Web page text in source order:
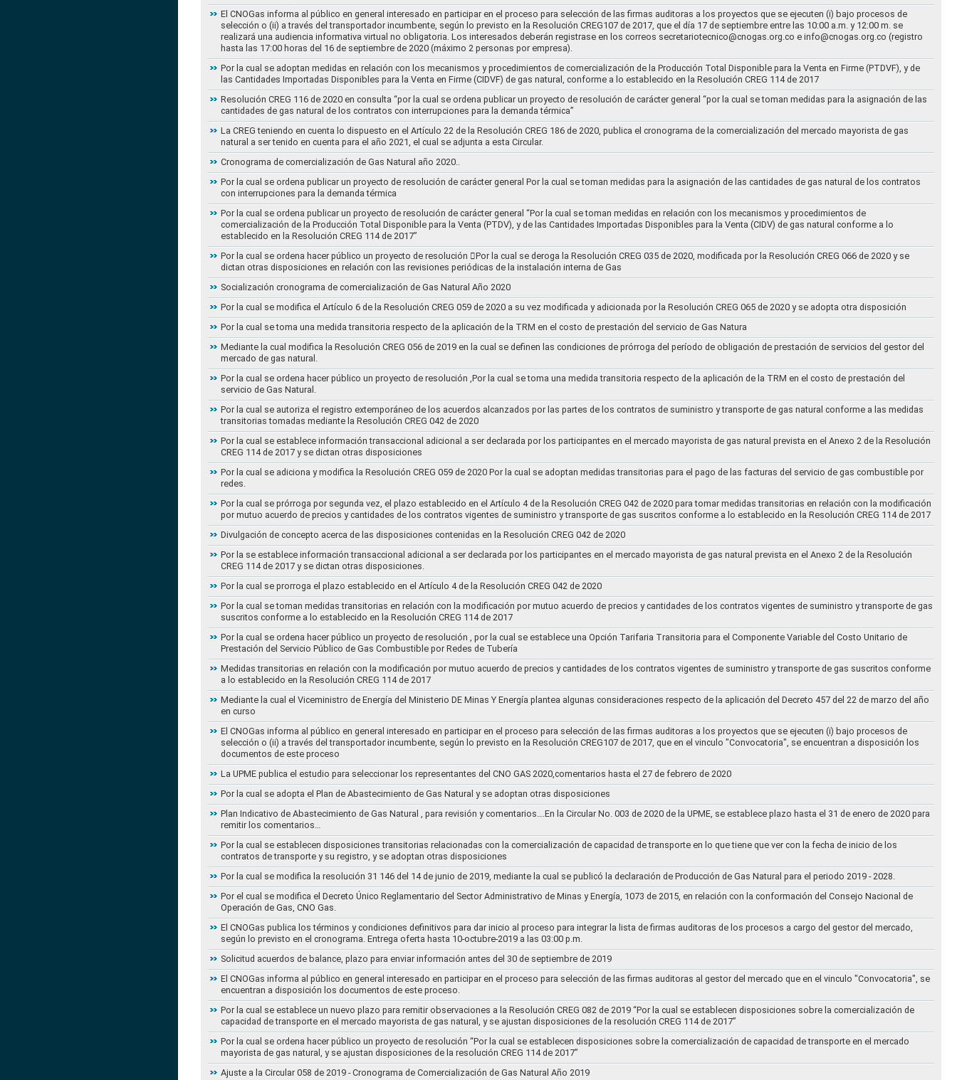
El CNOGas informa al público en general interesado en participar en el proceso para selección de las firmas auditoras a los proyectos que se ejecuten (i) bajo procesos de
selección o (ii) a través del transportador incumbente, según lo previsto en la Resolución CREG107 de 2017, que el día 17 de septiembre entre las 10:00 a.m. y 12:00 m. se
realizará una audiencia informativa virtual no obligatoria. Los interesados deberán registrase en los correos secretariotecnico@cnogas.org.co e info@cnogas.org.co (registro
hasta las 17:00 horas del 16 de septiembre de 2020 (máximo 2 personas por empresa).
Por la cual se adoptan medidas en relación con los mecanismos y procedimientos de comercialización de la Producción Total Disponible para la Venta en Firme (PTDVF), y de
las Cantidades Importadas Disponibles para la Venta en Firme (CIDVF) de gas natural, conforme a lo establecido en la Resolución CREG 114 de 2017
Resolución CREG 116 de 2020 en consulta “por la cual se ordena publicar un proyecto de resolución de carácter general “por la cual se toman medidas para la asignación de las
cantidades de gas natural de los contratos con interrupciones para la demanda térmica”
La CREG teniendo en cuenta lo dispuesto en el Artículo 22 de la Resolución CREG 186 de 2020, publica el cronograma de la comercialización del mercado mayorista de gas
natural a ser tenido en cuenta para el año 2021, el cual se adjunta a esta Circular.
Cronograma de comercialización de Gas Natural año 2020..
Por la cual se ordena publicar un proyecto de resolución de carácter general Por la cual se toman medidas para la asignación de las cantidades de gas natural de los contratos
con interrupciones para la demanda térmica
Por la cual se ordena publicar un proyecto de resolución de carácter general “Por la cual se toman medidas en relación con los mecanismos y procedimientos de
comercialización de la Producción Total Disponible para la Venta (PTDV), y de las Cantidades Importadas Disponibles para la Venta (CIDV) de gas natural conforme a lo
establecido en la Resolución CREG 114 de 2017”
Por la cual se ordena hacer público un proyecto de resolución 􀂴Por la cual se deroga la Resolución CREG 035 de 2020, modificada por la Resolución CREG 066 de 2020 y se
dictan otras disposiciones en relación con las revisiones periódicas de la instalación interna de Gas
Socialización cronograma de comercialización de Gas Natural Año 2020
Por la cual se modifica el Artículo 6 de la Resolución CREG 059 de 2020 a su vez modificada y adicionada por la Resolución CREG 065 de 2020 y se adopta otra disposición
Por la cual se toma una medida transitoria respecto de la aplicación de la TRM en el costo de prestación del servicio de Gas Natura
Mediante la cual modifica la Resolución CREG 056 de 2019 en la cual se definen las condiciones de prórroga del período de obligación de prestación de servicios del gestor del
mercado de gas natural.
Por la cual se ordena hacer público un proyecto de resolución ,Por la cual se toma una medida transitoria respecto de la aplicación de la TRM en el costo de prestación del
servicio de Gas Natural.
Por la cual se autoriza el registro extemporáneo de los acuerdos alcanzados por las partes de los contratos de suministro y transporte de gas natural conforme a las medidas
transitorias tomadas mediante la Resolución CREG 042 de 2020
Por la cual se establece información transaccional adicional a ser declarada por los participantes en el mercado mayorista de gas natural prevista en el Anexo 2 de la Resolución
CREG 114 de 2017 y se dictan otras disposiciones
Por la cual se adiciona y modifica la Resolución CREG 059 de 2020 Por la cual se adoptan medidas transitorias para el pago de las facturas del servicio de gas combustible por
redes.
Por la cual se prórroga por segunda vez, el plazo establecido en el Artículo 4 de la Resolución CREG 042 de 2020 para tomar medidas transitorias en relación con la modificación
por mutuo acuerdo de precios y cantidades de los contratos vigentes de suministro y transporte de gas suscritos conforme a lo establecido en la Resolución CREG 114 de 2017
Divulgación de concepto acerca de las disposiciones contenidas en la Resolución CREG 042 de 2020
Por la se establece información transaccional adicional a ser declarada por los participantes en el mercado mayorista de gas natural prevista en el Anexo 2 de la Resolución
CREG 114 de 2017 y se dictan otras disposiciones.
Por la cual se prorroga el plazo establecido en el Artículo 4 de la Resolución CREG 042 de 2020
Por la cual se toman medidas transitorias en relación con la modificación por mutuo acuerdo de precios y cantidades de los contratos vigentes de suministro y transporte de gas
suscritos conforme a lo establecido en la Resolución CREG 114 de 2017
Por la cual se ordena hacer público un proyecto de resolución , por la cual se establece una Opción Tarifaria Transitoria para el Componente Variable del Costo Unitario de
Prestación del Servicio Público de Gas Combustible por Redes de Tubería
Medidas transitorias en relación con la modificación por mutuo acuerdo de precios y cantidades de los contratos vigentes de suministro y transporte de gas suscritos conforme
a lo establecido en la Resolución CREG 114 de 2017
Mediante la cual el Viceministro de Energía del Ministerio DE Minas Y Energía plantea algunas consideraciones respecto de la aplicación del Decreto 457 del 22 de marzo del año
en curso
El CNOGas informa al público en general interesado en participar en el proceso para selección de las firmas auditoras a los proyectos que se ejecuten (i) bajo procesos de
selección o (ii) a través del transportador incumbente, según lo previsto en la Resolución CREG107 de 2017, que en el vinculo "Convocatoria", se encuentran a disposición los
documentos de este proceso
La UPME publica el estudio para seleccionar los representantes del CNO GAS 2020,comentarios hasta el 27 de febrero de 2020
Por la cual se adopta el Plan de Abastecimiento de Gas Natural y se adoptan otras disposiciones
Plan Indicativo de Abastecimiento de Gas Natural , para revisión y comentarios….En la Circular No. 003 de 2020 de la UPME, se establece plazo hasta el 31 de enero de 2020 para
remitir los comentarios…
Por la cual se establecen disposiciones transitorias relacionadas con la comercialización de capacidad de transporte en lo que tiene que ver con la fecha de inicio de los
contratos de transporte y su registro, y se adoptan otras disposiciones
Por la cual se modifica la resolución 31 146 del 14 de junio de 2019, mediante la cual se publicó la declaración de Producción de Gas Natural para el periodo 2019 - 2028.
Por el cual se modifica el Decreto Único Reglamentario del Sector Administrativo de Minas y Energía, 1073 de 2015, en relación con la conformación del Consejo Nacional de
Operación de Gas, CNO Gas.
El CNOGas publica los términos y condiciones definitivos para dar inicio al proceso para integrar la lista de firmas auditoras de los procesos a cargo del gestor del mercado,
según lo previsto en el cronograma. Entrega oferta hasta 10-octubre-2019 a las 03:00 p.m.
Solicitud acuerdos de balance, plazo para enviar información antes del 30 de septiembre de 2019
El CNOGas informa al público en general interesado en participar en el proceso para selección de las firmas auditoras al gestor del mercado que en el vinculo "Convocatoria", se
encuentran a disposición los documentos de este proceso.
Por la cual se establece un nuevo plazo para remitir observaciones a la Resolución CREG 082 de 2019 “Por la cual se establecen disposiciones sobre la comercialización de
capacidad de transporte en el mercado mayorista de gas natural, y se ajustan disposiciones de la resolución CREG 114 de 2017”
Por la cual se ordena hacer público un proyecto de resolución “Por la cual se establecen disposiciones sobre la comercialización de capacidad de transporte en el mercado
mayorista de gas natural, y se ajustan disposiciones de la resolución CREG 114 de 2017”
Ajuste a la Circular 058 de 2019 - Cronograma de Comercialización de Gas Natural Año 2019